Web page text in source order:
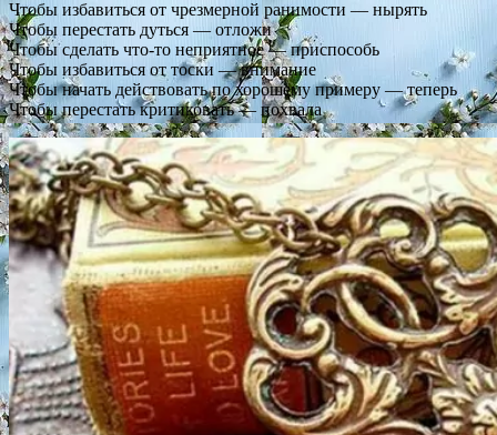
Чтобы избавиться от чрезмерной ранимости — нырять
Чтобы перестать дуться — отложи
Чтобы сделать что-то неприятное — приспособь
Чтобы избавиться от тоски — внимание
Чтобы начать действовать по хорошему примеру — теперь
Чтобы перестать критиковать — похвала